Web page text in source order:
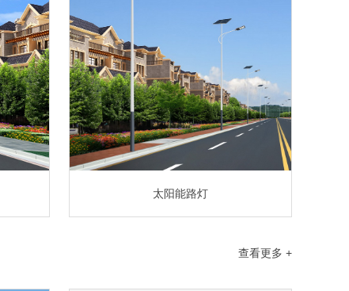
太阳能路灯
查看更多 +